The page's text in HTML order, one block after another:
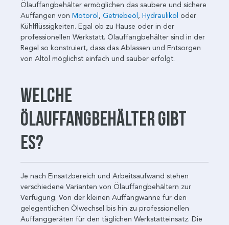
Ölauffangbehälter ermöglichen das saubere und sichere
Auffangen von Motoröl , Getriebeöl , Hydrauliköl oder
Kühlflüssigkeiten. Egal ob zu Hause oder in der
professionellen Werkstatt. Ölauffangbehälter sind in der
Regel so konstruiert, dass das Ablassen und Entsorgen
von Altöl möglichst einfach und sauber erfolgt.
Welche
Ölauffangbehälter gibt
es?
Je nach Einsatzbereich und Arbeitsaufwand stehen
verschiedene Varianten von Ölauffangbehältern zur
Verfügung. Von der kleinen Auffangwanne für den
gelegentlichen Ölwechsel bis hin zu professionellen
Auffanggeräten für den täglichen Werkstatteinsatz. Die